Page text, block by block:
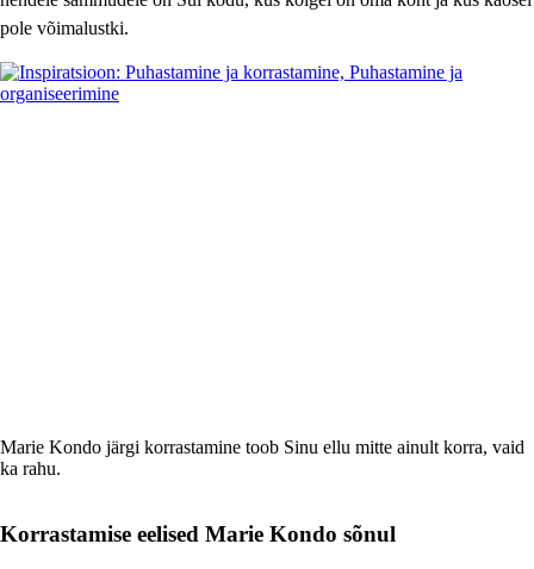
pole võimalustki.
Marie Kondo järgi korrastamine toob Sinu ellu mitte ainult korra, vaid
ka rahu.
Korrastamise eelised Marie Kondo sõnul